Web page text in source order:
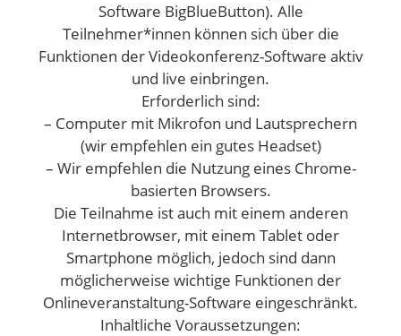
Software BigBlueButton). Alle
Teilnehmer*innen können sich über die
Funktionen der Videokonferenz-Software aktiv
und live einbringen.
Erforderlich sind:
– Computer mit Mikrofon und Lautsprechern
(wir empfehlen ein gutes Headset)
– Wir empfehlen die Nutzung eines Chrome-
basierten Browsers.
Die Teilnahme ist auch mit einem anderen
Internetbrowser, mit einem Tablet oder
Smartphone möglich, jedoch sind dann
möglicherweise wichtige Funktionen der
Onlineveranstaltung-Software eingeschränkt.
Inhaltliche Voraussetzungen: